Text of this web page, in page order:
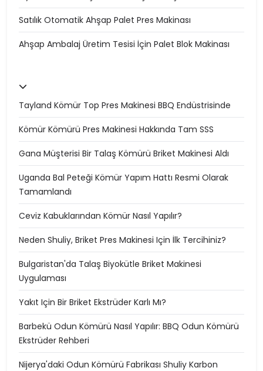
Satılık Otomatik Ahşap Palet Pres Makinası
Ahşap Ambalaj Üretim Tesisi İçin Palet Blok Makinası
Tayland Kömür Top Pres Makinesi BBQ Endüstrisinde
Kömür Kömürü Pres Makinesi Hakkında Tam SSS
Gana Müşterisi Bir Talaş Kömürü Briket Makinesi Aldı
Uganda Bal Peteği Kömür Yapım Hattı Resmi Olarak
Tamamlandı
Ceviz Kabuklarından Kömür Nasıl Yapılır?
Neden Shuliy, Briket Pres Makinesi Için İlk Tercihiniz?
Bulgaristan'da Talaş Biyokütle Briket Makinesi
Uygulaması
Yakıt Için Bir Briket Ekstrüder Karlı Mı?
Barbekü Odun Kömürü Nasıl Yapılır: BBQ Odun Kömürü
Ekstrüder Rehberi
Nijerya'daki Odun Kömürü Fabrikası Shuliy Karbon